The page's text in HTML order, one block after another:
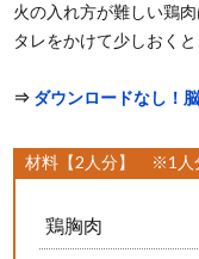
火の入れ方が難しい鶏
タレをかけて少しおく
⇒ ダウンロードなし！
材料【2人分】 ※1人
鶏胸肉